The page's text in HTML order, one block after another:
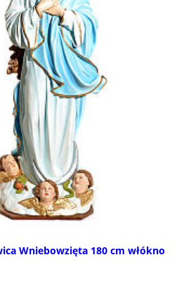
Wniebowzięta 180 cm włókno